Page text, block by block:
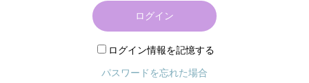
ログイン
ログイン情報を記憶する
パスワードを忘れた場合